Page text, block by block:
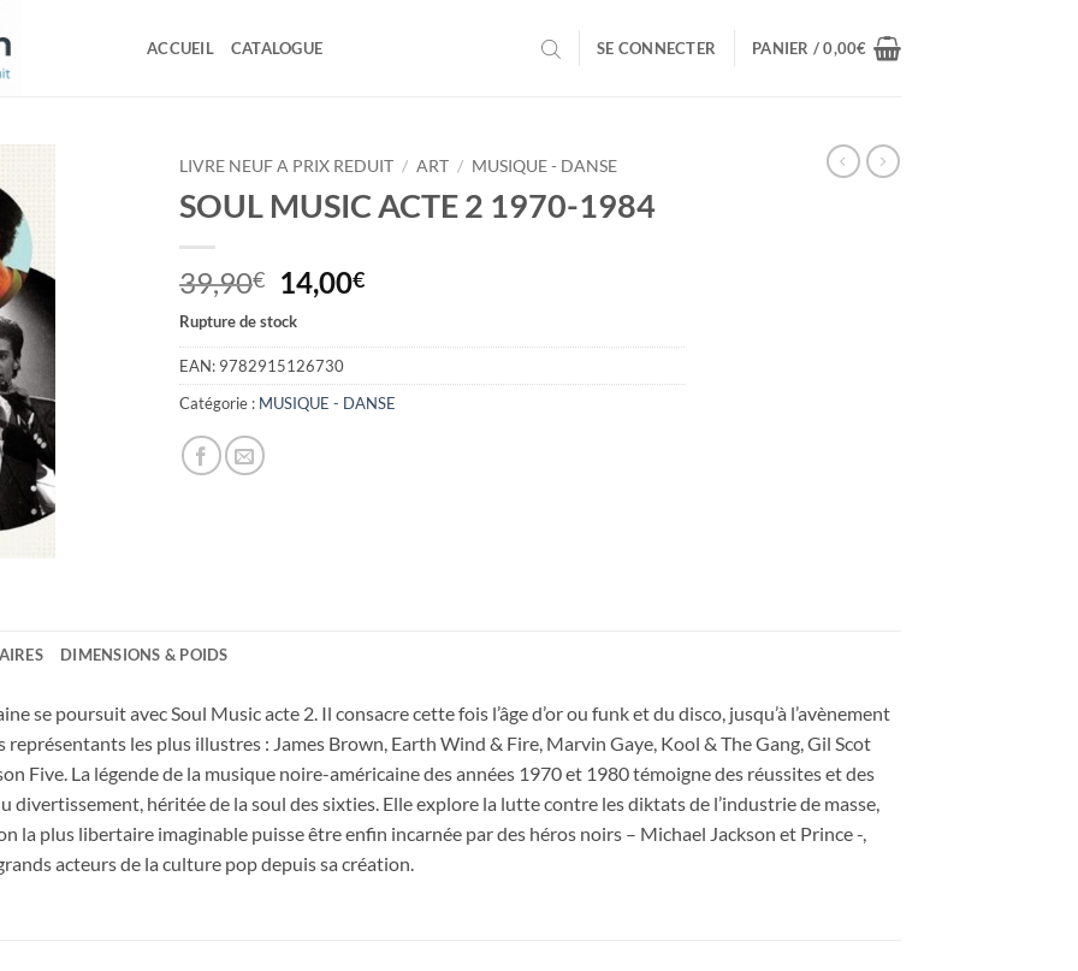
ACCUEIL CATALOGUE SE CONNECTER PANIER /0,00€
LIVRE NEUF A PRIX REDUIT / ART / MUSIQUE - DANSE
SOUL MUSIC ACTE 2 1970-1984
39,90€
Le
prix
initial
était :
39,90€.
14,00€Le
actuel
14,00€.
Rupture de stock
EAN: 9782915126730
Catégorie : MUSIQUE - DANSE
DIMENSIONS & POIDS
se poursuit avec Soul Music acte 2. Il consacre cette fois l’âge d’or ou funk et du disco, jusqu’à l’avènement
représentants les plus illustres : James Brown, Earth Wind & Fire, Marvin Gaye, Kool & The Gang, Gil Scot
Five. La légende de la musique noire-américaine des années 1970 et 1980 témoigne des réussites et des
divertissement, héritée de la soul des sixties. Elle explore la lutte contre les diktats de l’industrie de masse,
la plus libertaire imaginable puisse être enfin incarnée par des héros noirs – Michael Jackson et Prince -,
acteurs de la culture pop depuis sa création.